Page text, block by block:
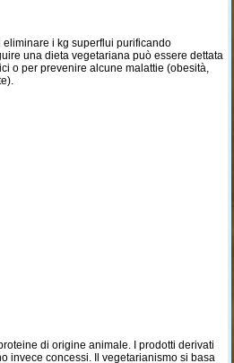
eliminare i kg superflui purificando
una dieta vegetariana può essere dettata
o per prevenire alcune malattie (obesità,
di origine animale. I prodotti derivati
invece concessi. Il vegetarianismo si basa